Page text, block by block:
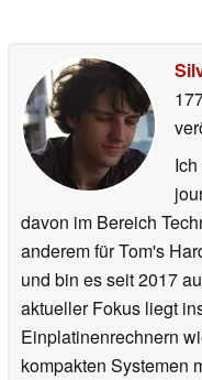
davon im Bereich
anderem für Tom's
und bin es seit 2017
aktueller Fokus liegt
Einplatinenrechnern
kompakten Systemen